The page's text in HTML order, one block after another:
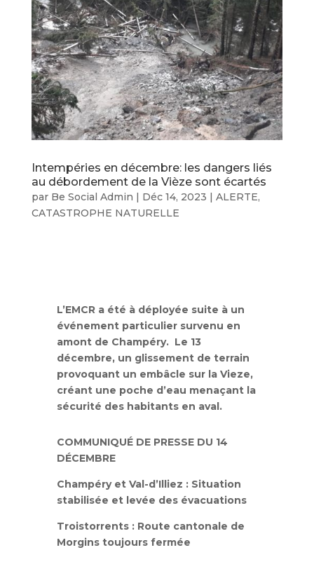
Intempéries en décembre: les dangers liés
au débordement de la Vièze sont écartés
par Be Social Admin | Déc 14, 2023 | ALERTE,
CATASTROPHE NATURELLE
L’EMCR a été à déployée suite à un
événement particulier survenu en
amont de Champéry. Le 13
décembre, un glissement de terrain
provoquant un embâcle sur la Vieze,
créant une poche d’eau menaçant la
sécurité des habitants en aval.
COMMUNIQUÉ DE PRESSE DU 14
DÉCEMBRE
Champéry et Val-d’Illiez : Situation
stabilisée et levée des évacuations
Troistorrents : Route cantonale de
Morgins toujours fermée